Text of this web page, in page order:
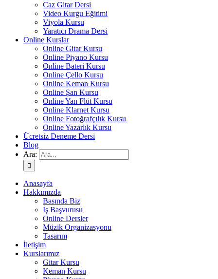
Caz Gitar Dersi
Video Kurgu Eğitimi
Viyola Kursu
Yaratıcı Drama Dersi
Online Kurslar
Online Gitar Kursu
Online Piyano Kursu
Online Bateri Kursu
Online Çello Kursu
Online Keman Kursu
Online Şan Kursu
Online Yan Flüt Kursu
Online Klarnet Kursu
Online Fotoğrafçılık Kursu
Online Yazarlık Kursu
Ücretsiz Deneme Dersi
Blog
Ara:
Anasayfa
Hakkımızda
Basında Biz
İş Başvurusu
Online Dersler
Müzik Organizasyonu
Tasarım
İletişim
Kurslarımız
Gitar Kursu
Keman Kursu